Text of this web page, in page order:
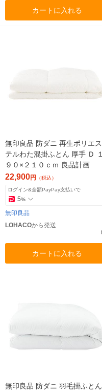
カートに入れる
無印良品 防ダニ 再生ポリエス
テルわた混掛ふとん 厚手 Ｄ １
９０×２１０ｃｍ 良品計画
22,900円 （税込）
ログイン&全額PayPay支払いで
5%
無印良品
LOHACOから発送
カートに入れる
無印良品 防ダニ 羽毛掛ふとん